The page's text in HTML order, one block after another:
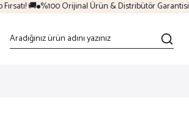
🚚 %100 Orijinal Ürün & Distribütör Garantisi 🛡️